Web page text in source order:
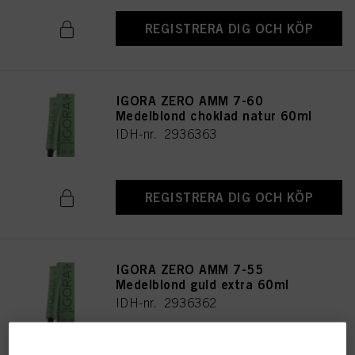
REGISTRERA DIG OCH KÖP
IGORA ZERO AMM 7-60
Medelblond choklad natur 60ml
IDH-nr. 2936363
REGISTRERA DIG OCH KÖP
IGORA ZERO AMM 7-55
Medelblond guld extra 60ml
IDH-nr. 2936362